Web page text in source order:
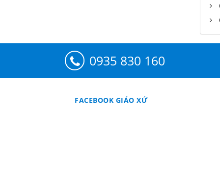
0935 830 160
FACEBOOK GIÁO XỨ